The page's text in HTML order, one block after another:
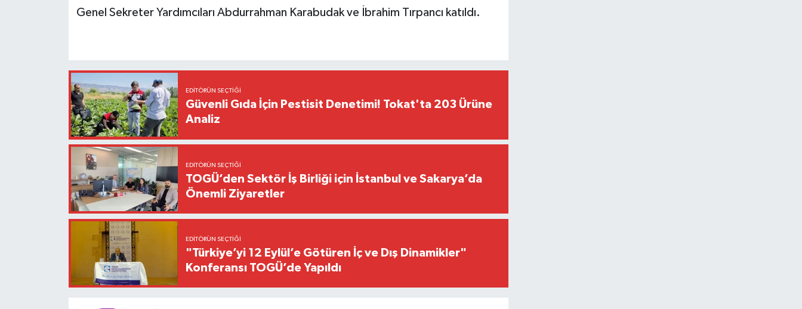
Genel Sekreter Yardımcıları Abdurrahman Karabudak ve İbrahim Tırpancı katıldı.
EDITÖRÜN SEÇTIĞI
Güvenli Gıda İçin Pestisit Denetimi! Tokat'ta 203 Ürüne
Analiz
EDITÖRÜN SEÇTIĞI
TOGÜ’den Sektör İş Birliği için İstanbul ve Sakarya’da
Önemli Ziyaretler
EDITÖRÜN SEÇTIĞI
"Türkiye’yi 12 Eylül’e Götüren İç ve Dış Dinamikler"
Konferansı TOGÜ’de Yapıldı